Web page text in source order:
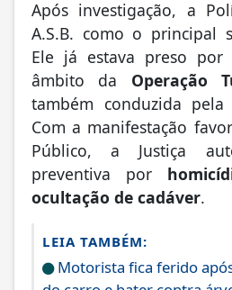
Após investigação, a
A.S.B. como o principal
Ele já estava preso
âmbito da Operação
também conduzida
Com a manifestação
Público, a Justiça
preventiva por
ocultação de cadáver.
LEIA TAMBÉM:
Motorista fica ferido